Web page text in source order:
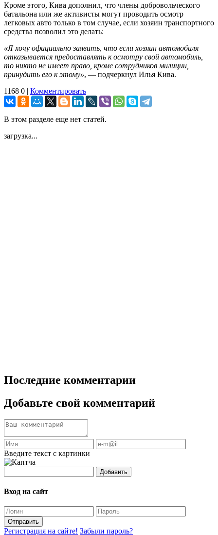
Кроме этого, Кива дополнил, что члены добровольческого
батальона или же активисты могут проводить осмотр
легковых авто только в том случае, если хозяин транспортного
средства позволил это делать:
«Я хочу официально заявить, что если хозяин автомобиля
отказывается предоставлять к осмотру свой автомобиль,
то никто не имеет право, кроме сотрудников милиции,
принудить его к этому», — подчеркнул Илья Кива.
1168 0 | Комментировать
В этом разделе еще нет статей.
загрузка...
Последние комментарии
Добавьте свой комментарий
Введите текст с картинки
Добавить
Вход на сайт
Отправить
Регистрация на сайте! Забыли пароль?